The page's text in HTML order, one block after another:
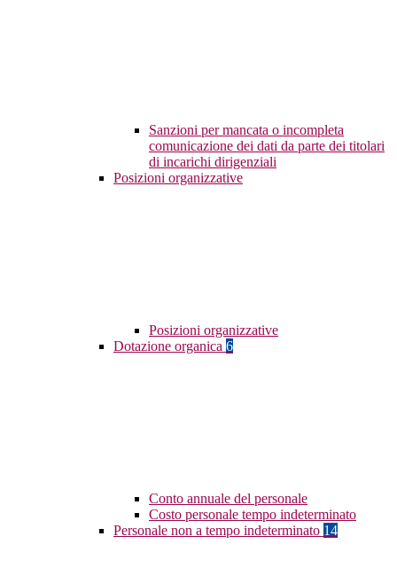
Sanzioni per mancata o incompleta
comunicazione dei dati da parte dei titolari
di incarichi dirigenziali
Posizioni organizzative
Posizioni organizzative
Dotazione organica 6
Conto annuale del personale
Costo personale tempo indeterminato
Personale non a tempo indeterminato 14